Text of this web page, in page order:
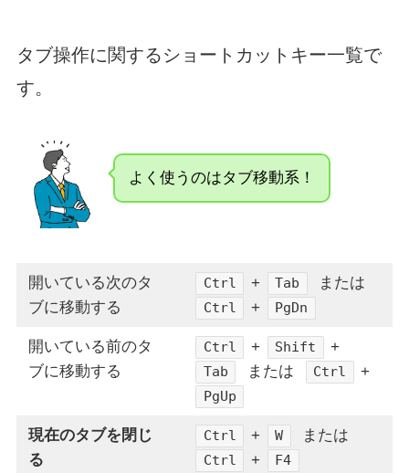
タブ操作に関するショートカットキー一覧で
す。
よく使うのはタブ移動系！
開いている次のタ
ブに移動する
Ctrl + Tab または
Ctrl + PgDn
開いている前のタ
ブに移動する
Ctrl + Shift +
Tab または Ctrl +
PgUp
現在のタブを閉じ
る
Ctrl + W または
Ctrl + F4